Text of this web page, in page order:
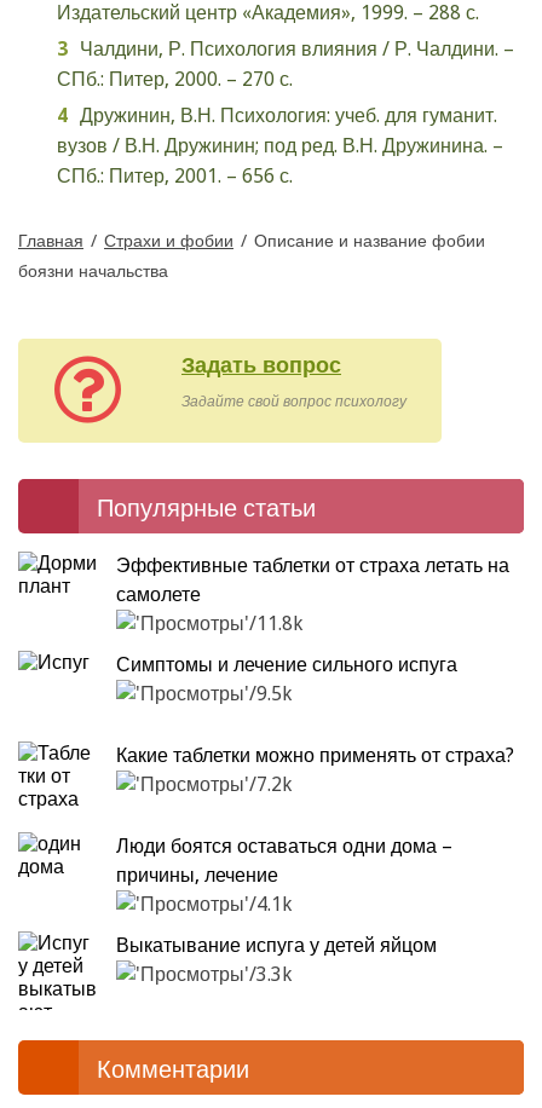
Издательский центр «Академия», 1999. – 288 с.
Чалдини, Р. Психология влияния / Р. Чалдини. –
СПб.: Питер, 2000. – 270 с.
Дружинин, В.Н. Психология: учеб. для гуманит.
вузов / В.Н. Дружинин; под ред. В.Н. Дружинина. –
СПб.: Питер, 2001. – 656 с.
Главная / Страхи и фобии / Описание и название фобии
боязни начальства
Задать вопрос
Задайте свой вопрос психологу
Популярные статьи
Эффективные таблетки от страха летать на
самолете
11.8k
Симптомы и лечение сильного испуга
9.5k
Какие таблетки можно применять от страха?
7.2k
Люди боятся оставаться одни дома –
причины, лечение
4.1k
Выкатывание испуга у детей яйцом
3.3k
Комментарии